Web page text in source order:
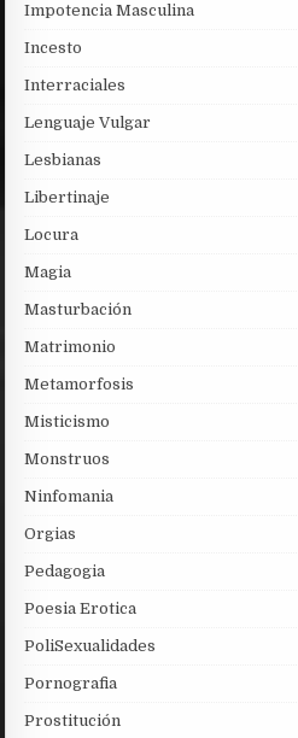
Impotencia Masculina
Incesto
Interraciales
Lenguaje Vulgar
Lesbianas
Libertinaje
Locura
Magia
Masturbación
Matrimonio
Metamorfosis
Misticismo
Monstruos
Ninfomania
Orgias
Pedagogia
Poesia Erotica
PoliSexualidades
Pornografia
Prostitución